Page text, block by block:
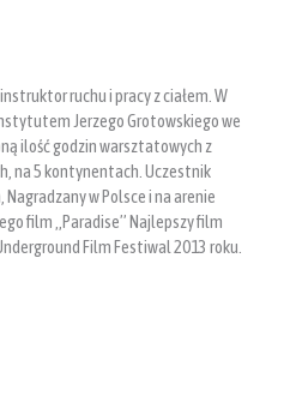
ruchu i pracy z ciałem. W
Jerzego Grotowskiego we
ilość godzin warsztatowych z
na 5 kontynentach. Uczestnik
w Polsce i na arenie
film „Paradise” Najlepszy film
Film Festiwal 2013 roku.